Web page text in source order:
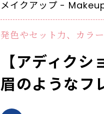
メイクアップ -
発色やセット力、カラ
【アディク
眉のようなフ